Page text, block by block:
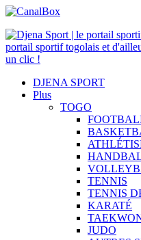
portail sportif togolais et
un clic !
DJENA SPORT
Plus
TOGO
TENNIS
TENNIS
KARATÉ
JUDO